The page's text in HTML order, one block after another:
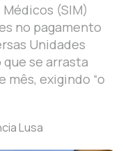
(SIM)
no pagamento
Unidades
que se arrasta
mês, exigindo “o
Lusa